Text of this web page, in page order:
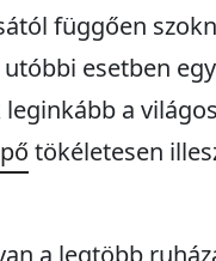
függően
esetben
a
tökéletesen